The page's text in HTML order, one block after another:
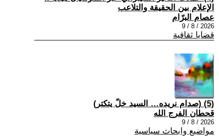
الإعلام بين الحقيقة والتلاعب
عصام البرّام
2026 / 8 / 9
قضايا ثقافية
(5) (صدام نريده… السيد خلّ يتكتر)
قحطان الفرج الله
2026 / 8 / 9
مواضيع وابحاث سياسية